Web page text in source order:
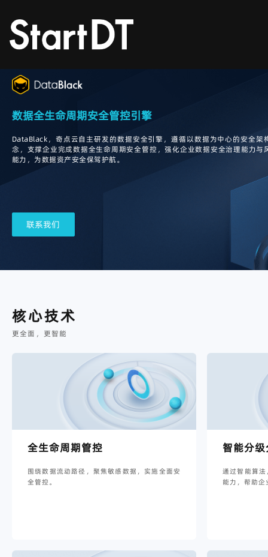
数据全生命周期安全管控引擎
DataBlack，奇点云自主研发的数据安全引擎，遵循以数据为中心的安全架
念，支撑企业完成数据全生命周期安全管控，强化企业数据安全治理能力与
能力，为数据资产安全保驾护航。
联系我们
核心技术
更全面，更智能
全生命周期管控
围绕数据流动路径，聚焦敏感数据，实施全面安
全管控。
智能分
通过智能算
能力，帮助